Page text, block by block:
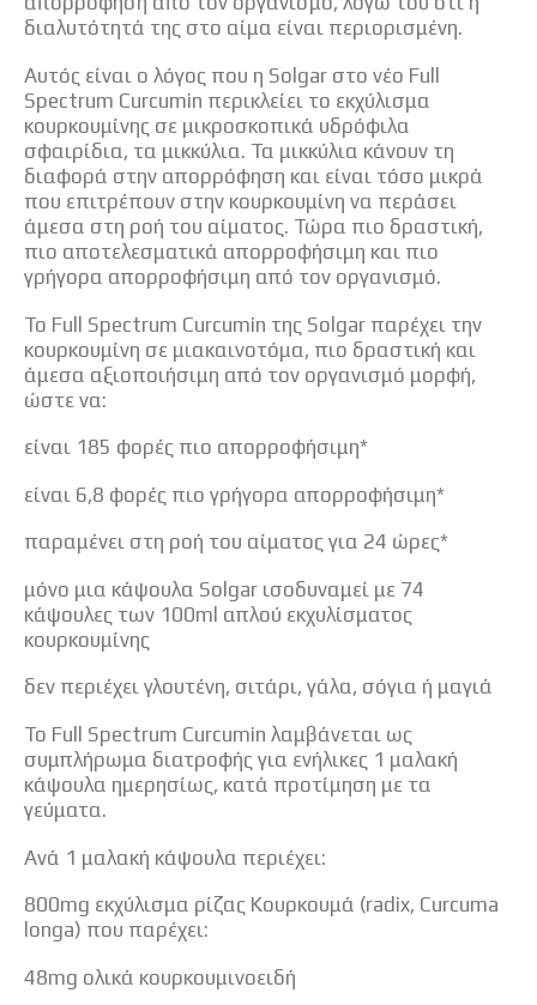
διαλυτότητά της στο αίμα είναι περιορισμένη.
Αυτός είναι ο λόγος που η Solgar στο νέο Full
Spectrum Curcumin περικλείει το εκχύλισμα
κουρκουμίνης σε μικροσκοπικά υδρόφιλα
σφαιρίδια, τα μικκύλια. Τα μικκύλια κάνουν τη
διαφορά στην απορρόφηση και είναι τόσο μικρά
που επιτρέπουν στην κουρκουμίνη να περάσει
άμεσα στη ροή του αίματος. Τώρα πιο δραστική,
πιο αποτελεσματικά απορροφήσιμη και πιο
γρήγορα απορροφήσιμη από τον οργανισμό.
Το Full Spectrum Curcumin της Solgar παρέχει την
κουρκουμίνη σε μιακαινοτόμα, πιο δραστική και
άμεσα αξιοποιήσιμη από τον οργανισμό μορφή,
ώστε να:
είναι 185 φορές πιο απορροφήσιμη*
είναι 6,8 φορές πιο γρήγορα απορροφήσιμη*
παραμένει στη ροή του αίματος για 24 ώρες*
μόνο μια κάψουλα Solgar ισοδυναμεί με 74
κάψουλες των 100ml απλού εκχυλίσματος
κουρκουμίνης
δεν περιέχει γλουτένη, σιτάρι, γάλα, σόγια ή μαγιά
Το Full Spectrum Curcumin λαμβάνεται ως
συμπλήρωμα διατροφής για ενήλικες 1 μαλακή
κάψουλα ημερησίως, κατά προτίμηση με τα
γεύματα.
Ανά 1 μαλακή κάψουλα περιέχει:
800mg εκχύλισμα ρίζας Κουρκουμά (radix, Curcuma
longa) που παρέχει:
48mg ολικά κουρκουμινοειδή